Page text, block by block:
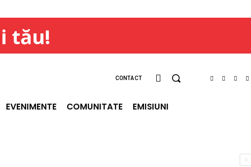
tău!
CONTACT
EVENIMENTE COMUNITATE EMISIUNI